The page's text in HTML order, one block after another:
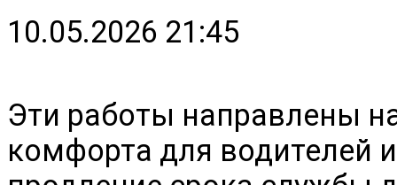
10.05.2026 21:45
Эти работы направлены
комфорта для водителей